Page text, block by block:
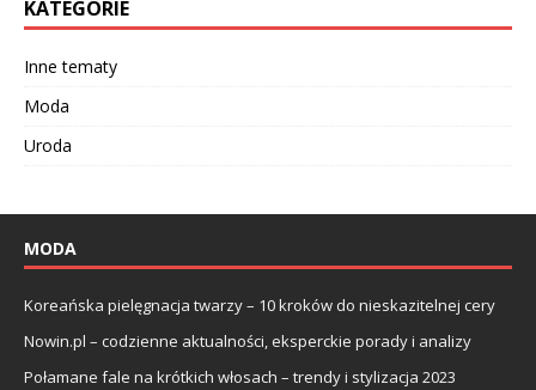
KATEGORIE
Inne tematy
Moda
Uroda
MODA
Koreańska pielęgnacja twarzy – 10 kroków do nieskazitelnej cery
Nowin.pl – codzienne aktualności, eksperckie porady i analizy
Połamane fale na krótkich włosach – trendy i stylizacja 2023